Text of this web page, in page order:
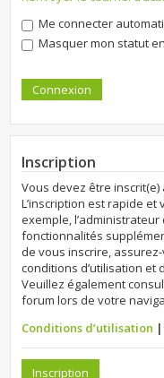
Me connecter
Masquer mon statut
Inscription
Vous devez être
L’inscription est rapide
exemple,
fonctionnalités
de vous inscrire,
conditions d’utilisation
Veuillez également
forum lors de votre
Conditions d’utilisation |
Inscription